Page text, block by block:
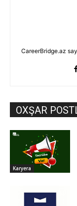
CareerBridge.az
OXŞAR
Karyera